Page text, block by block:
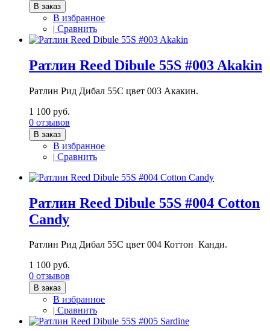
В заказ
В избранное
| Сравнить
Ратлин Reed Dibule 55S #003 Akakin
Ратлин Рид Дибал 55С цвет 003 Акакин.
1 100 руб.
0 отзывов
В заказ
В избранное
| Сравнить
Ратлин Reed Dibule 55S #004 Cotton
Candy
Ратлин Рид Дибал 55С цвет 004 Коттон Канди.
1 100 руб.
0 отзывов
В заказ
В избранное
| Сравнить